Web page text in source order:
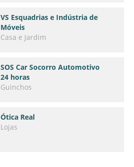
VS Esquadrias e Indústria de
Móveis
Casa e Jardim
SOS Car Socorro Automotivo
24 horas
Guinchos
Ótica Real
Lojas